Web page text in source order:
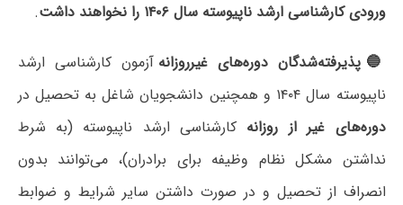
ورودی کارشناسی ارشد ناپیوسته سال ۱۴۰۶ را نخواهند داشت
.
🔵پذیرفته‌شدگان دوره‌های غیرروزانه آزمون کارشناسی ارشد
ناپیوسته سال ۱۴۰۴ و همچنین دانشجویان شاغل به تحصیل در
دوره‌های غیر از روزانه کارشناسی ارشد ناپیوسته (به شرط
نداشتن مشکل نظام وظیفه برای برادران)، می‌توانند بدون
انصراف از تحصیل و در صورت داشتن سایر شرایط و ضوابط